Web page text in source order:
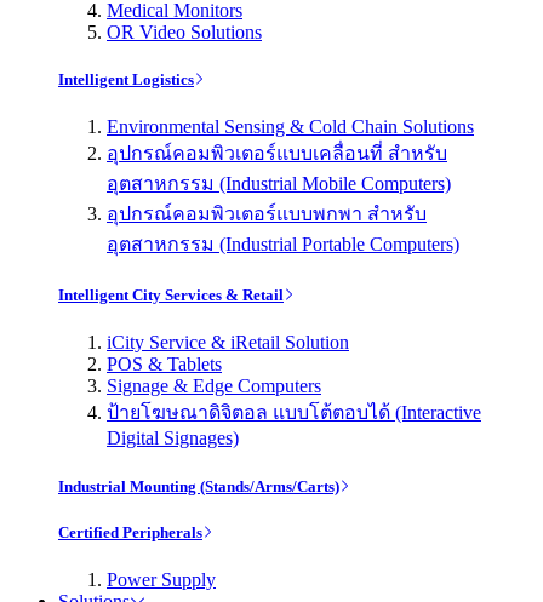
Medical Monitors
OR Video Solutions
Intelligent Logistics
Environmental Sensing & Cold Chain Solutions
อุปกรณ์คอมพิวเตอร์แบบเคลื่อนที่ สำหรับ
อุตสาหกรรม (Industrial Mobile Computers)
อุปกรณ์คอมพิวเตอร์แบบพกพา สำหรับ
อุตสาหกรรม (Industrial Portable Computers)
Intelligent City Services & Retail
iCity Service & iRetail Solution
POS & Tablets
Signage & Edge Computers
ป้ายโฆษณาดิจิตอล แบบโต้ตอบได้ (Interactive
Digital Signages)
Industrial Mounting (Stands/Arms/Carts)
Certified Peripherals
Power Supply